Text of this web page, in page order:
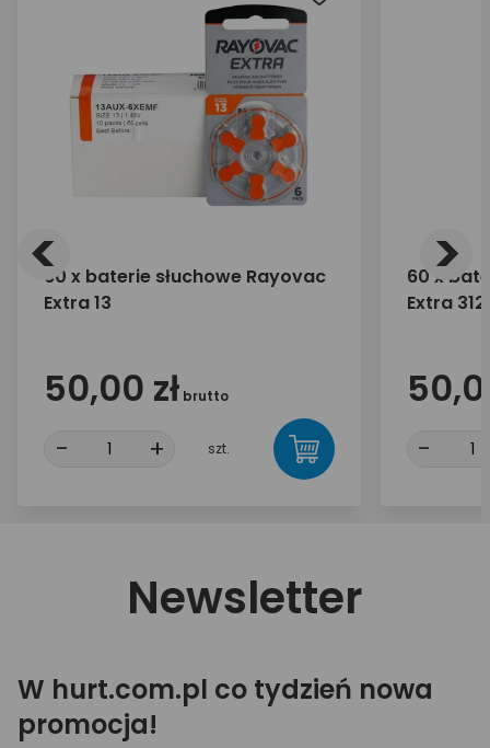
60 x baterie słuchowe Rayovac
Extra 13
50,00 zł brutto
- + szt.
60 x
Extra 312
-
< >
Newsletter
W hurt.com.pl co tydzień nowa
promocja!